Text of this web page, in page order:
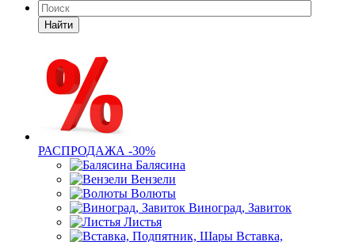
Найти
РАСПРОДАЖА -30%
Балясина
Вензели
Волюты
Виноград, Завиток
Листья
Вставка,